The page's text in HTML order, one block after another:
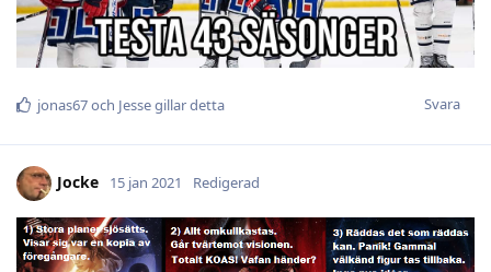
Svara
jonas67och Jessegillar detta
Jocke 15 jan 2021 Redigerad